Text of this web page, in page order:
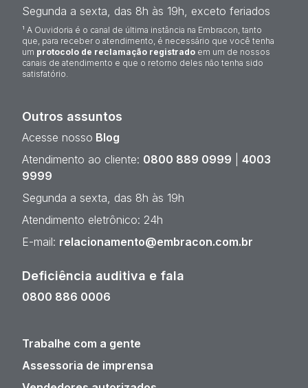
Segunda a sexta, das 8h às 19h, exceto feriados
¹ A Ouvidoria é o canal de última instância na Embracon, tanto
que, para receber o atendimento, é necessário que você tenha
um protocolo de reclamação registrado em um de nossos
canais de atendimento e que o retorno deles não tenha sido
satisfatório.
Outros assuntos
Acesse nosso Blog
Atendimento ao cliente: 0800 889 0999
4003
9999
Segunda a sexta, das 8h às 19h
Atendimento eletrônico: 24h
E-mail: relacionamento@embracon.com.br
Deficiência auditiva e fala
0800 886 0006
Trabalhe com a gente
Assessoria de imprensa